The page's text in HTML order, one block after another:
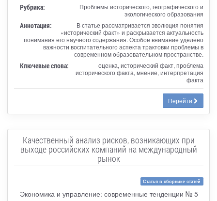
Рубрика:
Проблемы исторического, географического и
экологического образования
Аннотация:
В статье рассматривается эволюция понятия
«исторический факт» и раскрывается актуальность
понимания его научного содержания. Особое внимание уделено
важности воспитательного аспекта трактовки проблемы в
современном образовательном пространстве.
Ключевые слова:
оценка, исторический факт, проблема
исторического факта, мнение, интерпретация
факта
Перейти
Качественный анализ рисков, возникающих при
выходе российских компаний на международный
рынок
Статья в сборнике статей
Экономика и управление: современные тенденции № 5